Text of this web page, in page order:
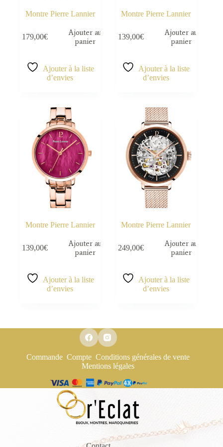
Montre Pierre Lannier
179,00€
Ajouter au
panier
Ajouter à la liste
d’envies
Montre Pierre Lannier
139,00€
Ajouter au
panier
Ajouter à la liste
d’envies
Montre Pierre Lannier
139,00€
Ajouter au
panier
Ajouter à la liste
d’envies
Montre Pierre Lannier
249,00€
Ajouter au
panier
Ajouter à la liste
d’envies
Commande Compte Conditions générales de vente
Mentions légales